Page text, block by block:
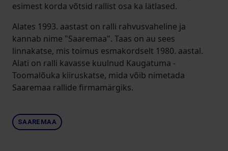
esimest korda võtsid rallist osa ka lätlased.
Alates 1993. aastast on ralli rahvusvaheline ja
kannab nime "Saaremaa". Taas on au sees
linnakatse, mis toimus esmakordselt 1980. aastal.
Alati on ralli kavasse kuulnud Kaugatuma -
Toomalõuka kiiruskatse, mida võib nimetada
Saaremaa rallide firmamärgiks.
SAAREMAA